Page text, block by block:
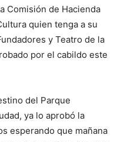
Comisión de Hacienda
quien tenga a su
y Teatro de la
por el cabildo este
del Parque
ya lo aprobó la
esperando que mañana